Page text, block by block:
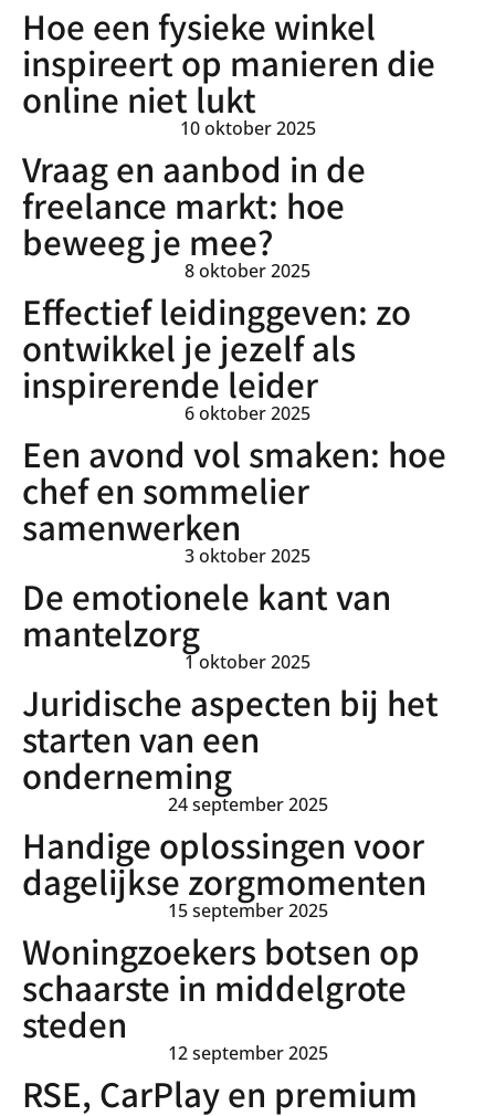
Hoe een fysieke winkel
inspireert op manieren die
online niet lukt
10 oktober 2025
Vraag en aanbod in de
freelance markt: hoe
beweeg je mee?
8 oktober 2025
Effectief leidinggeven: zo
ontwikkel je jezelf als
inspirerende leider
6 oktober 2025
Een avond vol smaken: hoe
chef en sommelier
samenwerken
3 oktober 2025
De emotionele kant van
mantelzorg
1 oktober 2025
Juridische aspecten bij het
starten van een
onderneming
24 september 2025
Handige oplossingen voor
dagelijkse zorgmomenten
15 september 2025
Woningzoekers botsen op
schaarste in middelgrote
steden
12 september 2025
RSE, CarPlay en premium